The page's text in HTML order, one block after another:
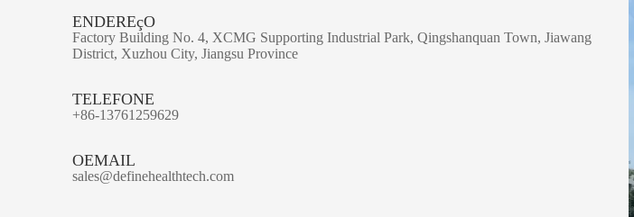
ENDEREçO
Factory Building No. 4, XCMG Supporting Industrial Park, Qingshanquan Town, Jiawang
District, Xuzhou City, Jiangsu Province
TELEFONE
+86-13761259629
OEMAIL
sales@definehealthtech.com